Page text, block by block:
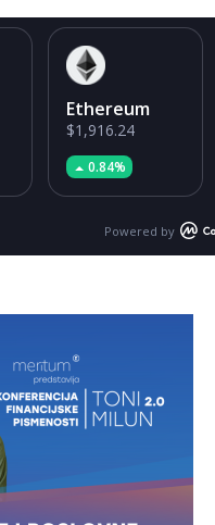
Ethereum
$1,916.24
0.84%
Powered by